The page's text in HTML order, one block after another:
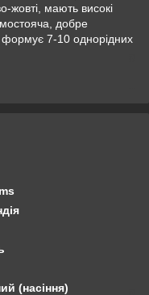
жовті, мають високі
добре
7-10 однорідних
(насіння)